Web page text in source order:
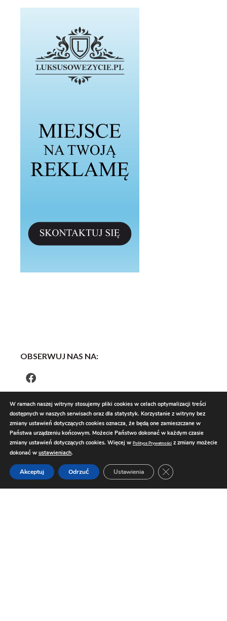
OBSERWUJ NAS NA:
W ramach naszej witryny stosujemy pliki cookies w celach optymalizacji treści
dostępnych w naszych serwisach oraz dla statystyk. Korzystanie z witryny bez
zmiany ustawień dotyczących cookies oznacza, że będą one zamieszczane w
Państwa urządzeniu końcowym. Możecie Państwo dokonać w każdym czasie
zmiany ustawień dotyczących cookies. Więcej w Polityce Prywatności z zmiany możecie
dokonać w ustawieniach.
Akceptuj Odrzuć Ustawienia Zamknij panel